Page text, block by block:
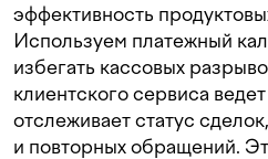
эффективность
Используем платежный
избегать кассовых
клиентского сервиса
отслеживает статус
и повторных обращений.